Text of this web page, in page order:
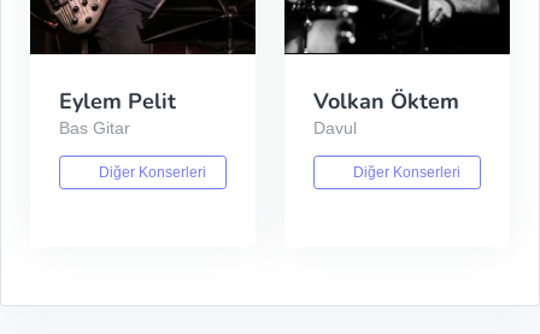
Eylem Pelit
Bas Gitar
Diğer Konserleri
Volkan Öktem
Davul
Diğer Konserleri